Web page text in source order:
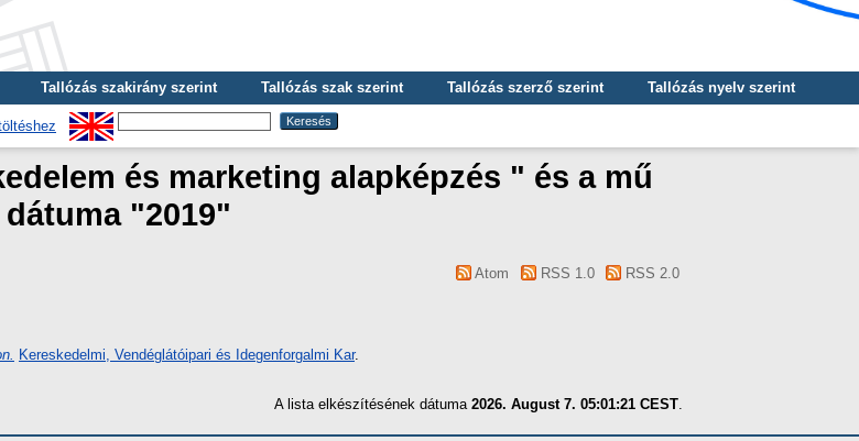
Tallózás szakirány szerint Tallózás szak szerint Tallózás szerző szerint
Tallózás nyelv szerint
és marketing alapképzés " és a mű
dátuma "2019"
Atom RSS 1.0 RSS 2.0
Kereskedelmi, Vendéglátóipari és Idegenforgalmi Kar.
A lista elkészítésének dátuma 2026. August 7. 05:01:21 CEST